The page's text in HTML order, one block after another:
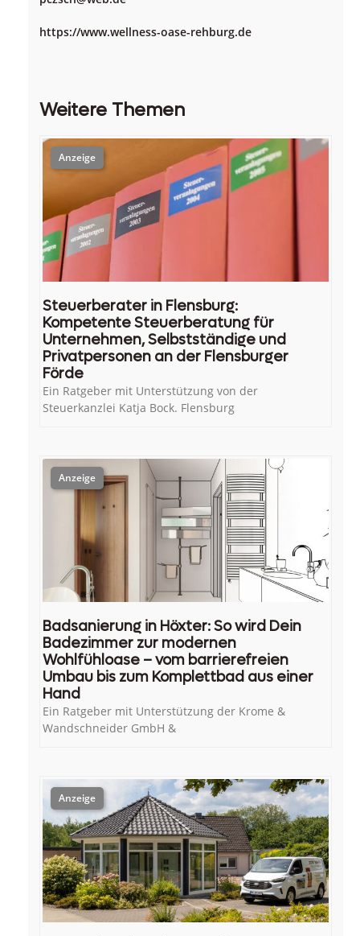
https://www.wellness-oase-rehburg.de
Weitere Themen
Steuerberater in Flensburg:
Kompetente Steuerberatung für
Unternehmen, Selbstständige und
Privatpersonen an der Flensburger
Förde
Ein Ratgeber mit Unterstützung von der
Steuerkanzlei Katja Bock. Flensburg
Badsanierung in Höxter: So wird Dein
Badezimmer zur modernen
Wohlfühloase – vom barrierefreien
Umbau bis zum Komplettbad aus einer
Hand
Ein Ratgeber mit Unterstützung der Krome &
Wandschneider GmbH &